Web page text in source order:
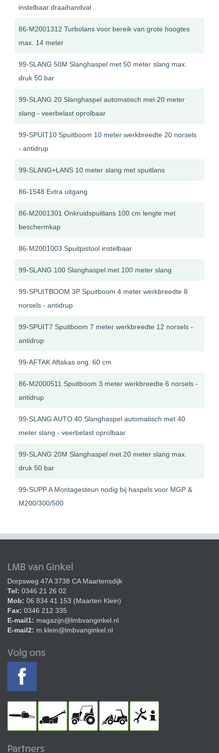
instelbaar draaihandvat
86-M2001312 Turbolans voor bereik van grote hoogtes
max. 14 meter
99-SLANG 50M Slanghaspel met 50 meter slang max.
druk 50 bar
99-SLANG 20 Slanghaspel automatisch met 20 meter
slang - veerbelast oprolbaar
99-SPUIT10 Spuitboom 10 meter werkbreedte 20 norsels
- antidrup
99-SLANG+LANS 10 meter slang met spuitlans
86-1548 Extra uitgang
86-M2001301 Onkruidspuitlans 100 cm lengte met
beschermkap
86-M2001003 Spuitpistool instelbaar
99-SLANG 100 Slanghaspel met 100 meter slang
99-SPUITBOOM 3P Spuitboom 4 meter werkbreedte 8
norsels - antidrup
99-SPUIT7 Spuitboom 7 meter werkbreedte 12 norsels -
antidrup
99-AFTAK Aftakas ong. 60 cm
86-M2000511 Spuitboom 3 meter werkbreedte 6 norsels -
antidrup
99-SLANG AUTO 40 Slanghaspel automatisch met 40
meter slang - veerbelast oprolbaar
99-SLANG 20M Slanghaspel met 20 meter slang max.
druk 50 bar
99-SUPP A Montagesteun nodig bij haspels voor MGP &
M200/300/500
LMB van Ginkel
Dorpsweg 47A 3738 CA Maartensdijk
Tel: 0346 21 26 02
Mob: 06 834 41 153 (Maarten Klein)
Fax: 0346 212 335
E-mail1: magazijn@lmbvanginkel.nl
E-mail2: m.klein@lmbvanginkel.nl
Volg ons
Partners